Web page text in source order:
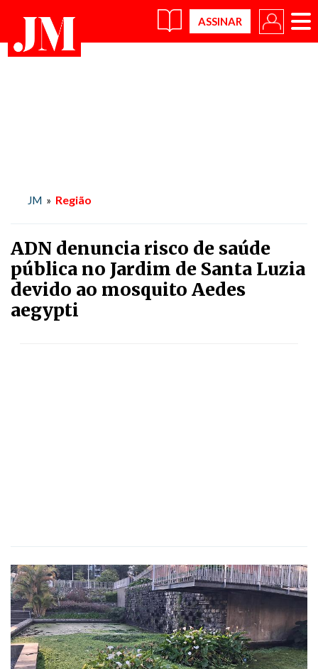
×
JM » Região
ADN denuncia risco de saúde
pública no Jardim de Santa Luzia
devido ao mosquito Aedes
aegypti